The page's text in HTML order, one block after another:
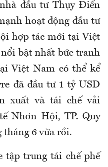
đầu tư Thụy Điển
hoạt động đầu tư
hợp tác mới tại Việt
bật nhất bức tranh
Việt Nam có thể kể
đã đầu tư 1 tỷ USD
xuất và tái chế vải
Nhơn Hội, TP. Quy
6 vừa rồi.
tập trung tái chế phế